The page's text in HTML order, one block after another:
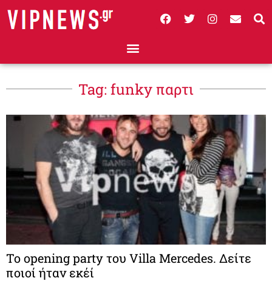
Tag: funky παρτι
To opening party του Villa Mercedes. Δείτε
ποιοί ήταν εκέί